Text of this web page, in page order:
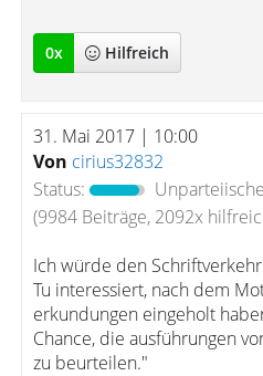
0x Hilfreich
31. Mai 2017 | 10:00
Von cirius32832
Status:
(9984 Beiträge, 2092x
Ich würde den
Tu interessiert, nach dem
erkundungen eingeholt
Chance, die ausführungen
zu beurteilen."